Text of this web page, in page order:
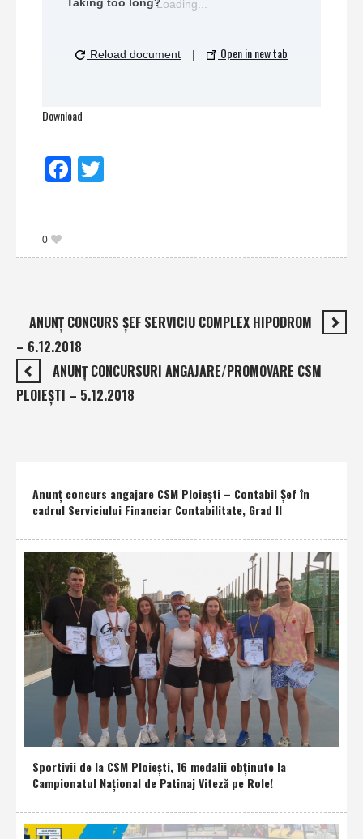
Loading...
Reload document | Open in new tab
Download
Facebook
0
ANUNŢ CONCURS ŞEF SERVICIU COMPLEX HIPODROM
– 6.12.2018
ANUNŢ CONCURSURI ANGAJARE/PROMOVARE CSM
PLOIEŞTI – 5.12.2018
Anunţ concurs angajare CSM Ploieşti – Contabil Şef în
cadrul Serviciului Financiar Contabilitate, Grad II
Sportivii de la CSM Ploieşti, 16 medalii obţinute la
Campionatul Naţional de Patinaj Viteză pe Role!